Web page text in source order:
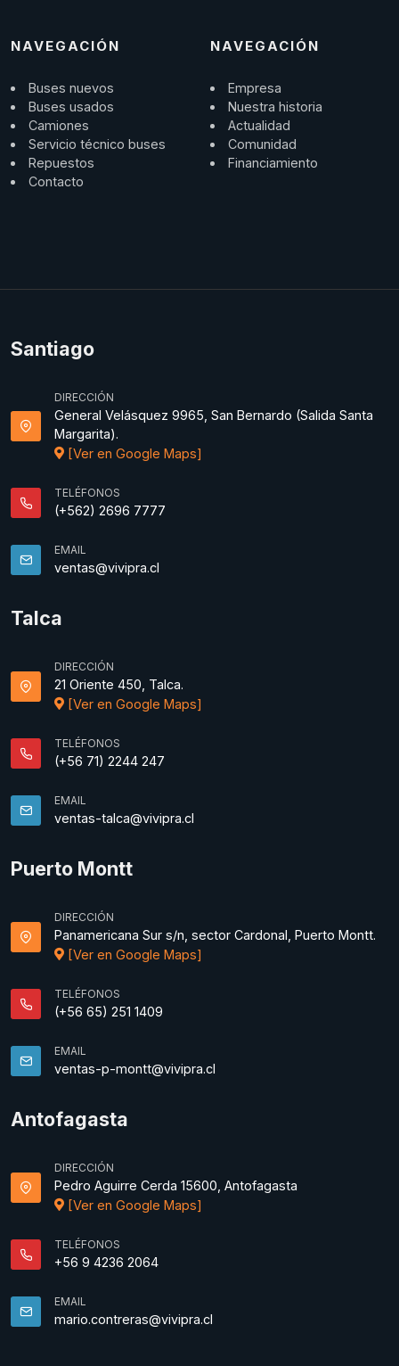
NAVEGACIÓN
Buses nuevos
Buses usados
Camiones
Servicio técnico buses
Repuestos
Contacto
NAVEGACIÓN
Empresa
Nuestra historia
Actualidad
Comunidad
Financiamiento
Santiago
DIRECCIÓN
General Velásquez 9965, San Bernardo (Salida Santa
Margarita).
[Ver en Google Maps]
TELÉFONOS
(+562) 2696 7777
EMAIL
ventas@vivipra.cl
Talca
DIRECCIÓN
21 Oriente 450, Talca.
[Ver en Google Maps]
TELÉFONOS
(+56 71) 2244 247
EMAIL
ventas-talca@vivipra.cl
Puerto Montt
DIRECCIÓN
Panamericana Sur s/n, sector Cardonal, Puerto Montt.
[Ver en Google Maps]
TELÉFONOS
(+56 65) 251 1409
EMAIL
ventas-p-montt@vivipra.cl
Antofagasta
DIRECCIÓN
Pedro Aguirre Cerda 15600, Antofagasta
[Ver en Google Maps]
TELÉFONOS
+56 9 4236 2064
EMAIL
mario.contreras@vivipra.cl